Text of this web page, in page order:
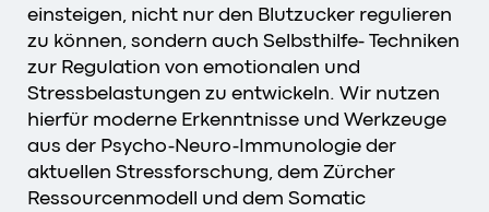
einsteigen, nicht nur den Blutzucker regulieren
zu können, sondern auch Selbsthilfe- Techniken
zur Regulation von emotionalen und
Stressbelastungen zu entwickeln. Wir nutzen
hierfür moderne Erkenntnisse und Werkzeuge
aus der Psycho-Neuro-Immunologie der
aktuellen Stressforschung, dem Zürcher
Ressourcenmodell und dem Somatic